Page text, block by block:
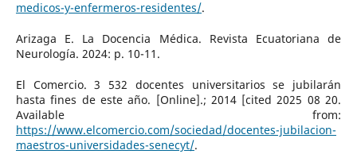
medicos-y-enfermeros-residentes/.
Arizaga E. La Docencia Médica. Revista Ecuatoriana de
Neurología. 2024: p. 10-11.
El Comercio. 3 532 docentes universitarios se jubilarán
hasta fines de este año. [Online].; 2014 [cited 2025 08 20.
Available from:
https://www.elcomercio.com/sociedad/docentes-jubilacion-
maestros-universidades-senecyt/.